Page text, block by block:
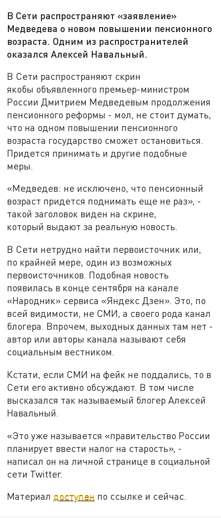
В Сети распространяют «заявление»
Медведева о новом повышении пенсионного
возраста. Одним из распространителей
оказался Алексей Навальный.
В Сети распространяют скрин
якобы объявленного премьер-министром
России Дмитрием Медведевым продолжения
пенсионного реформы - мол, не стоит думать,
что на одном повышении пенсионного
возраста государство сможет остановиться.
Придется принимать и другие подобные
меры.
«Медведев: не исключено, что пенсионный
возраст придется поднимать еще не раз», -
такой заголовок виден на скрине,
который выдают за реальную новость.
В Сети нетрудно найти первоисточник или,
по крайней мере, один из возможных
первоисточников. Подобная новость
появилась в конце сентября на канале
«Народник» сервиса «Яндекс Дзен». Это, по
всей видимости, не СМИ, а своего рода канал
блогера. Впрочем, выходных данных там нет -
автор или авторы канала называют себя
социальным вестником.
Кстати, если СМИ на фейк не поддались, то в
Сети его активно обсуждают. В том числе
высказался так называемый блогер Алексей
Навальный.
«Это уже называется «правительство России
планирует ввести налог на старость», -
написал он на личной странице в социальной
сети Twitter.
Материал доступен по ссылке и сейчас.